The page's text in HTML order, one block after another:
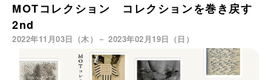
MOTコレクション コレクションを巻き戻す
2nd
2022年11月03日（木）－ 2023年02月19日（日）